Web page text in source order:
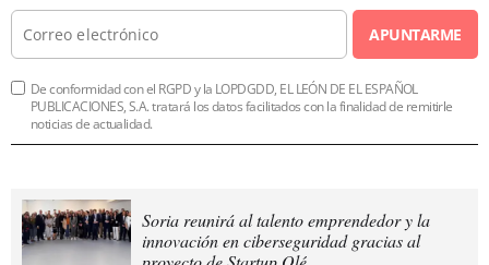
APUNTARME
De conformidad con el RGPD y la LOPDGDD, EL LEÓN DE EL ESPAÑOL
PUBLICACIONES, S.A. tratará los datos facilitados con la finalidad de remitirle
noticias de actualidad.
Soria reunirá al talento emprendedor y la
innovación en ciberseguridad gracias al